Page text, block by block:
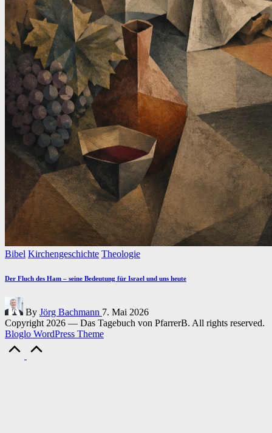
Posted
Bibel Kirchengeschichte Theologie
Der Fluch des Ham – seine Bedeutung für Israel und uns heute
Posted
by
By Jörg Bachmann 7. Mai 2026
Copyright 2026 — Das Tagebuch von PfarrerB. All rights reserved.
Bloglo WordPress Theme